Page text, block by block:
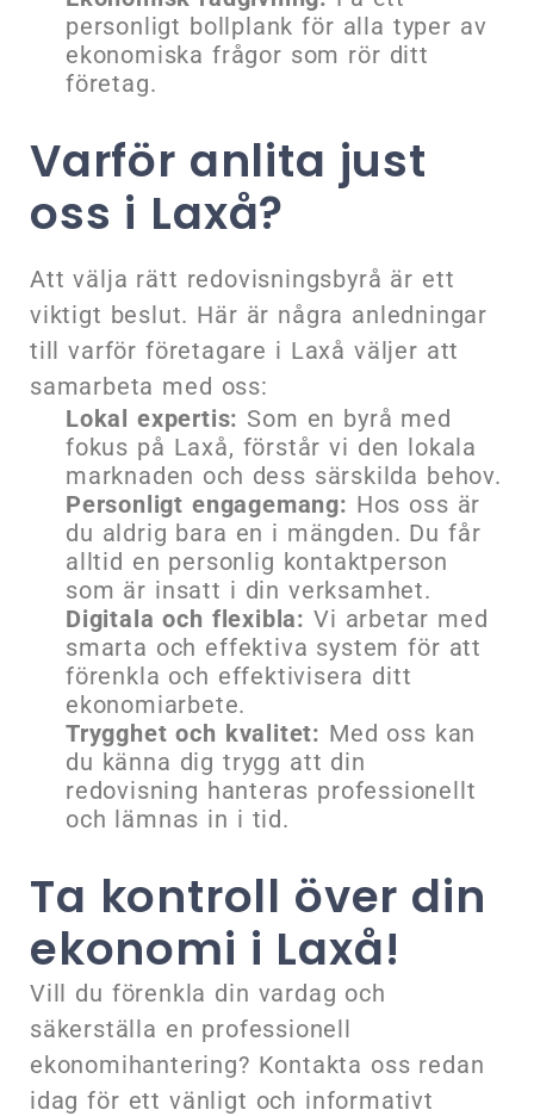
personligt bollplank för alla typer av
ekonomiska frågor som rör ditt
företag.
Varför anlita just
oss i Laxå?
Att välja rätt redovisningsbyrå är ett
viktigt beslut. Här är några anledningar
till varför företagare i Laxå väljer att
samarbeta med oss:
Lokal expertis: Som en byrå med
fokus på Laxå, förstår vi den lokala
marknaden och dess särskilda behov.
Personligt engagemang: Hos oss är
du aldrig bara en i mängden. Du får
alltid en personlig kontaktperson
som är insatt i din verksamhet.
Digitala och flexibla: Vi arbetar med
smarta och effektiva system för att
förenkla och effektivisera ditt
ekonomiarbete.
Trygghet och kvalitet: Med oss kan
du känna dig trygg att din
redovisning hanteras professionellt
och lämnas in i tid.
Ta kontroll över din
ekonomi i Laxå!
Vill du förenkla din vardag och
säkerställa en professionell
ekonomihantering? Kontakta oss redan
idag för ett vänligt och informativt